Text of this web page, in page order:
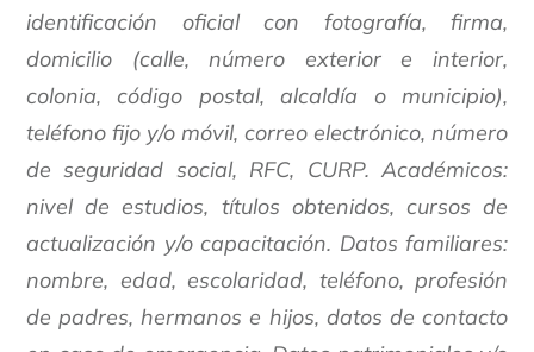
identificación oficial con fotografía, firma,
domicilio (calle, número exterior e interior,
colonia, código postal, alcaldía o municipio),
teléfono fijo y/o móvil, correo electrónico, número
de seguridad social, RFC, CURP. Académicos:
nivel de estudios, títulos obtenidos, cursos de
actualización y/o capacitación. Datos familiares:
nombre, edad, escolaridad, teléfono, profesión
de padres, hermanos e hijos, datos de contacto